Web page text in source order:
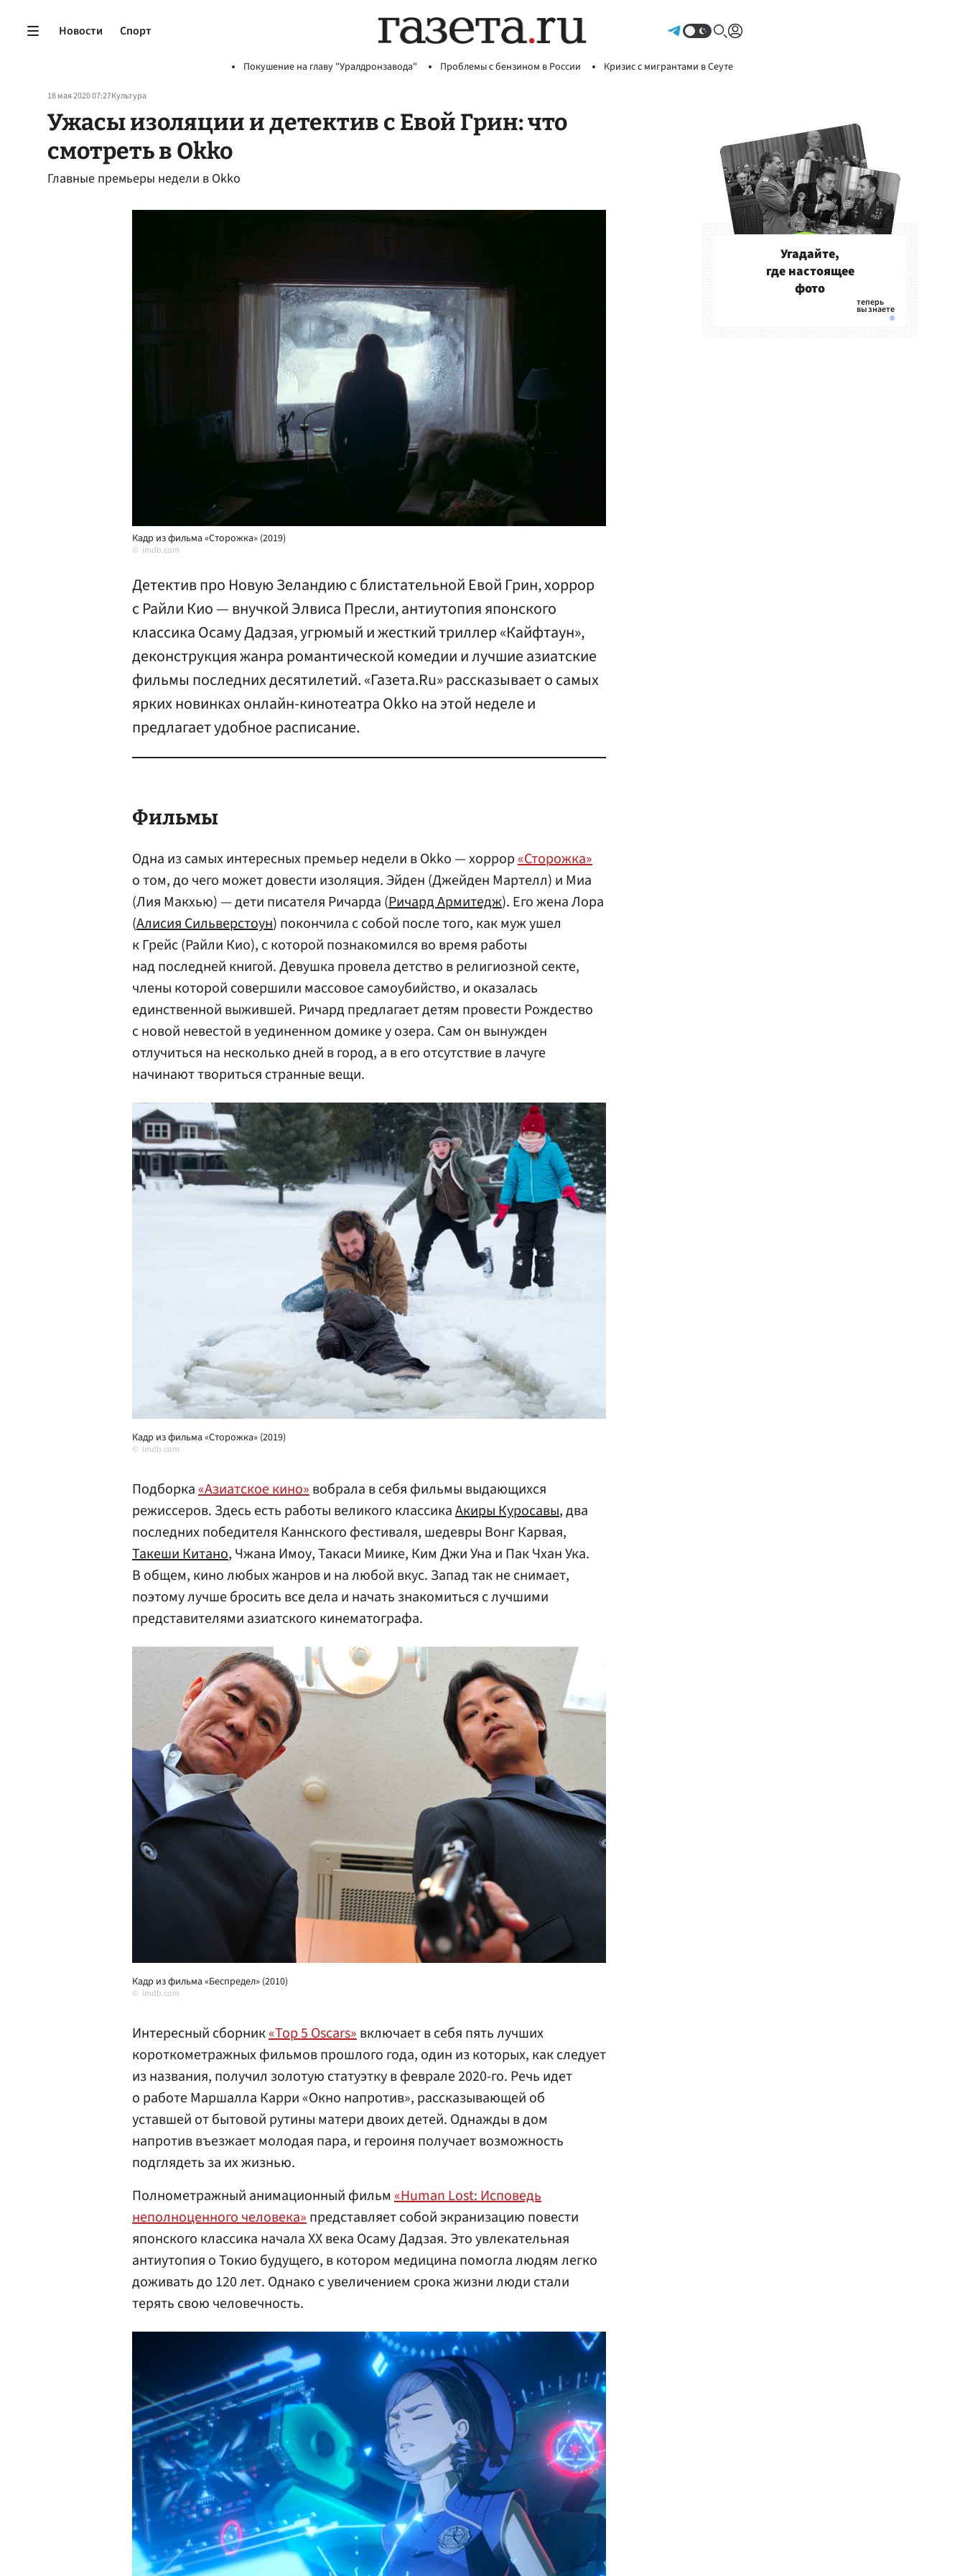
Новости Спорт
Покушение на главу "Уралдронзавода" Проблемы с бензином в России Кризис с мигрантами в Сеуте
18 мая 2020 07:27Культура
Ужасы изоляции и детектив с Евой Грин: что
смотреть в Okko
Главные премьеры недели в Okko
Кадр из фильма «Сторожка» (2019)
imdb.com
Детектив про Новую Зеландию с блистательной Евой Грин, хоррор
с Райли Кио — внучкой Элвиса Пресли, антиутопия японского
классика Осаму Дадзая, угрюмый и жесткий триллер «Кайфтаун»,
деконструкция жанра романтической комедии и лучшие азиатские
фильмы последних десятилетий. «Газета.Ru» рассказывает о самых
ярких новинках онлайн-кинотеатра Okko на этой неделе и
предлагает удобное расписание.
Фильмы
Одна из самых интересных премьер недели в Okko — хоррор«Сторожка»
о том, до чего может довести изоляция. Эйден (Джейден Мартелл) и Миа
(Лия Макхью) — дети писателя Ричарда (Ричард Армитедж). Его жена Лора
(Алисия Сильверстоун) покончила с собой после того, как муж ушел
к Грейс (Райли Кио), с которой познакомился во время работы
над последней книгой. Девушка провела детство в религиозной секте,
члены которой совершили массовое самоубийство, и оказалась
единственной выжившей. Ричард предлагает детям провести Рождество
с новой невестой в уединенном домике у озера. Сам он вынужден
отлучиться на несколько дней в город, а в его отсутствие в лачуге
начинают твориться странные вещи.
Кадр из фильма «Сторожка» (2019)
imdb.com
Подборка«Азиатское кино»вобрала в себя фильмы выдающихся
режиссеров. Здесь есть работы великого классикаАкиры Куросавы, два
последних победителя Каннского фестиваля, шедевры Вонг Карвая,
Такеши Китано, Чжана Имоу, Такаси Миике, Ким Джи Уна и Пак Чхан Ука.
В общем, кино любых жанров и на любой вкус. Запад так не снимает,
поэтому лучше бросить все дела и начать знакомиться с лучшими
представителями азиатского кинематографа.
Кадр из фильма «Беспредел» (2010)
imdb.com
Интересный сборник«Top 5 Oscars»включает в себя пять лучших
короткометражных фильмов прошлого года, один из которых, как следует
из названия, получил золотую статуэтку в феврале 2020-го. Речь идет
о работе Маршалла Карри «Окно напротив», рассказывающей об
уставшей от бытовой рутины матери двоих детей. Однажды в дом
напротив въезжает молодая пара, и героиня получает возможность
подглядеть за их жизнью.
Полнометражный анимационный фильм «Human Lost: Исповедь
неполноценного человека»представляет собой экранизацию повести
японского классика начала ХХ века Осаму Дадзая. Это увлекательная
антиутопия о Токио будущего, в котором медицина помогла людям легко
доживать до 120 лет. Однако с увеличением срока жизни люди стали
терять свою человечность.
Угадайте,
где настоящее
фото